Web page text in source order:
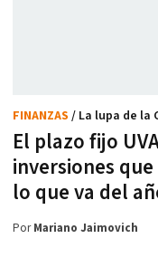
El plazo fijo
inversiones
lo que va del
FINANZAS / La lupa de la
PorMariano Jaimovich